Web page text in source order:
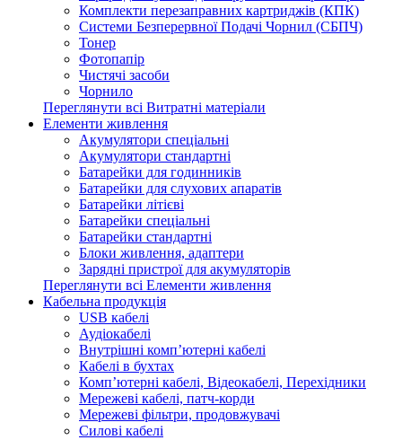
Комплекти перезаправних картриджів (КПК)
Системи Безперервної Подачі Чорнил (СБПЧ)
Тонер
Фотопапір
Чистячі засоби
Чорнило
Переглянути всі Витратні матеріали
Елементи живлення
Акумулятори спеціальні
Акумулятори стандартні
Батарейки для годинників
Батарейки для слухових апаратів
Батарейки літієві
Батарейки спеціальні
Батарейки стандартні
Блоки живлення, адаптери
Зарядні пристрої для акумуляторів
Переглянути всі Елементи живлення
Кабельна продукція
USB кабелі
Аудіокабелі
Внутрішні комп’ютерні кабелі
Кабелі в бухтах
Комп’ютерні кабелі, Відеокабелі, Перехідники
Мережеві кабелі, патч-корди
Мережеві фільтри, продовжувачі
Силові кабелі